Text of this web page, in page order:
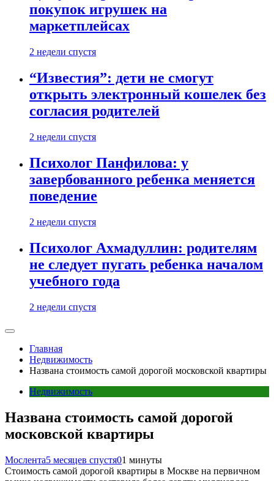
покупок игрушек на
маркетплейсах
2 недели спустя
“Известия”: дети не смогут
открыть электронный кошелек без
согласия родителей
2 недели спустя
Психолог Панфилова: у
завербованного ребенка меняется
поведение
2 недели спустя
Психолог Ахмадуллин: родителям
не следует пугать ребенка началом
учебного года
2 недели спустя
Главная
Недвижимость
Названа стоимость самой дорогой московской квартиры
Недвижимость
Названа стоимость самой дорогой
московской квартиры
Мослента5 месяцев спустя01 минуты
Стоимость самой дорогой квартиры в Москве на первичном